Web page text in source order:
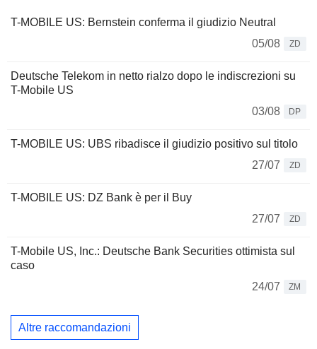
T-MOBILE US: Bernstein conferma il giudizio Neutral
05/08
ZD
Deutsche Telekom in netto rialzo dopo le indiscrezioni su
T-Mobile US
03/08
DP
T-MOBILE US: UBS ribadisce il giudizio positivo sul titolo
27/07
ZD
T-MOBILE US: DZ Bank è per il Buy
27/07
ZD
T-Mobile US, Inc.: Deutsche Bank Securities ottimista sul
caso
24/07
ZM
Altre raccomandazioni